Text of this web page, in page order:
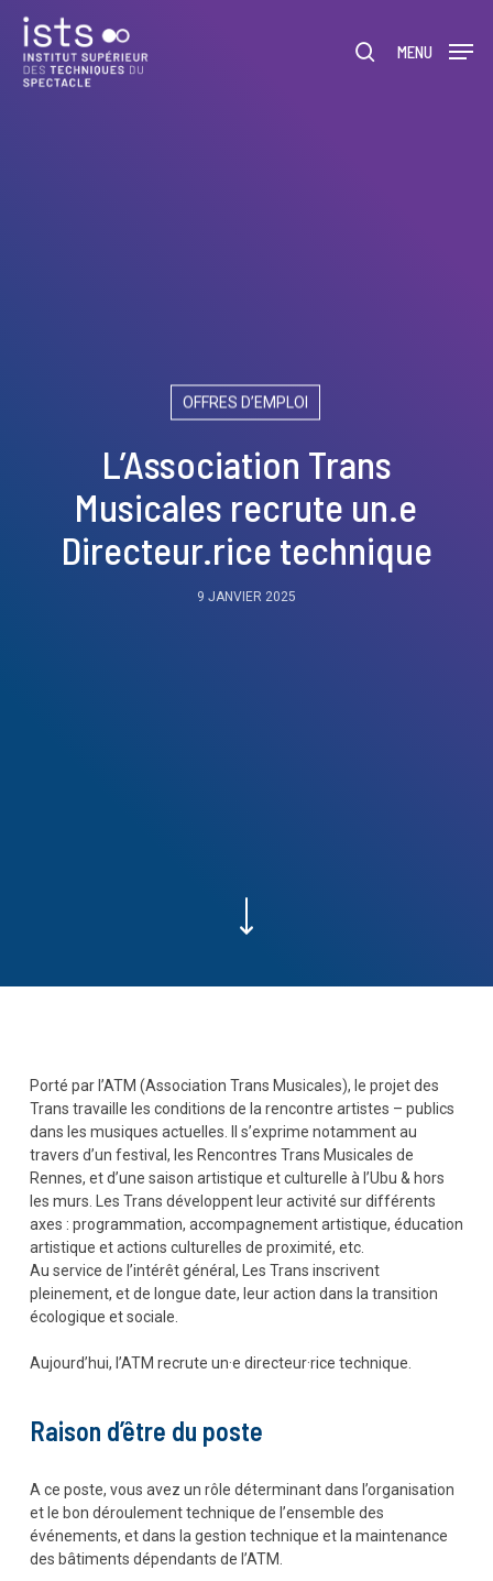
main
content
rechercher
MENU
OFFRES D’EMPLOI
L’Association Trans
Musicales recrute un.e
Directeur.rice technique
9 JANVIER 2025
Porté par l’ATM (Association Trans Musicales), le projet des
Trans travaille les conditions de la rencontre artistes – publics
dans les musiques actuelles. Il s’exprime notamment au
travers d’un festival, les Rencontres Trans Musicales de
Rennes, et d’une saison artistique et culturelle à l’Ubu & hors
les murs. Les Trans développent leur activité sur différents
axes : programmation, accompagnement artistique, éducation
artistique et actions culturelles de proximité, etc.
Au service de l’intérêt général, Les Trans inscrivent
pleinement, et de longue date, leur action dans la transition
écologique et sociale.
Aujourd’hui, l’ATM recrute un·e directeur·rice technique.
Raison d’être du poste
A ce poste, vous avez un rôle déterminant dans l’organisation
et le bon déroulement technique de l’ensemble des
événements, et dans la gestion technique et la maintenance
des bâtiments dépendants de l’ATM.